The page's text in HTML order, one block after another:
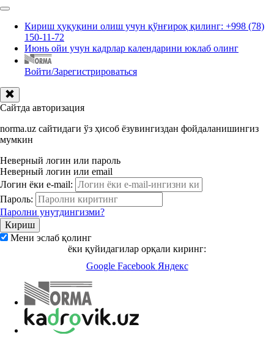
Кириш ҳуқуқини олиш учун қўнғироқ қилинг: +998 (78)
150-11-72
Июнь ойи учун кадрлар календарини юклаб олинг
Войти/Зарегистрироваться
Сайтда авторизация
norma.uz сайтидаги ўз ҳисоб ёзувингиздан фойдаланишингиз
мумкин
Неверный логин или пароль
Неверный логин или email
Логин ёки e-mail:
Пароль:
Паролни унутдингизми?
Мени эслаб қолинг
ёки қуйидагилар орқали киринг:
Google Facebook Яндекс